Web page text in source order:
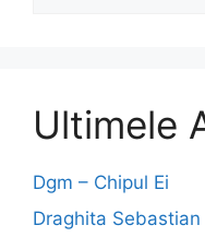
Ultimele
Dgm – Chipul Ei
Draghita